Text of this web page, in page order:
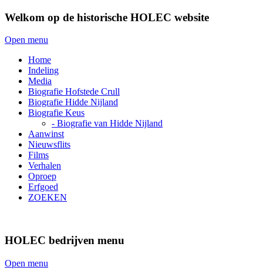
Welkom op de historische HOLEC website
Open menu
Home
Indeling
Media
Biografie Hofstede Crull
Biografie Hidde Nijland
Biografie Keus
- Biografie van Hidde Nijland
Aanwinst
Nieuwsflits
Films
Verhalen
Oproep
Erfgoed
ZOEKEN
HOLEC bedrijven menu
Open menu